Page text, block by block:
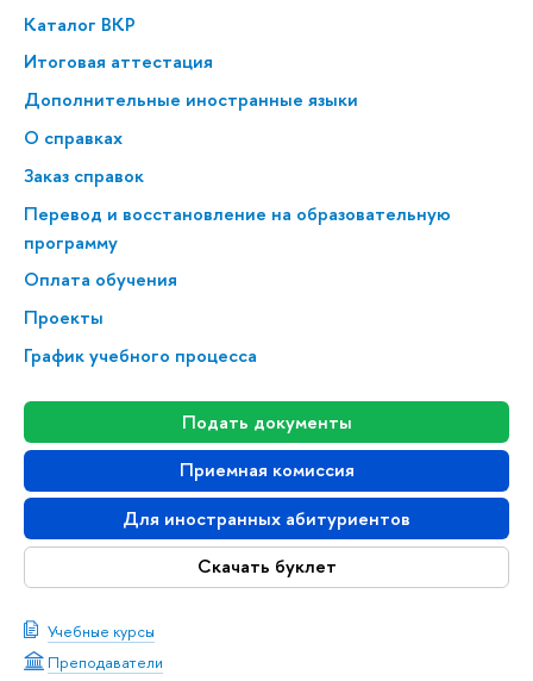
Каталог ВКР
Итоговая аттестация
Дополнительные иностранные языки
О справках
Заказ справок
Перевод и восстановление на образовательную
программу
Оплата обучения
Проекты
График учебного процесса
Подать документы
Приемная комиссия
Для иностранных абитуриентов
Скачать буклет
Учебные курсы
Преподаватели